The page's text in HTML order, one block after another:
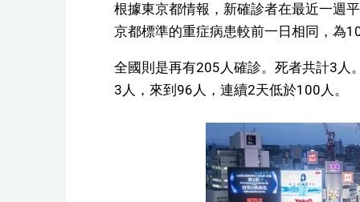
根據東京都情報，新確診者在最近一週
京都標準的重症病患較前一日相同，為
全國則是再有205人確診。死者共計3人
3人，來到96人，連續2天低於100人。